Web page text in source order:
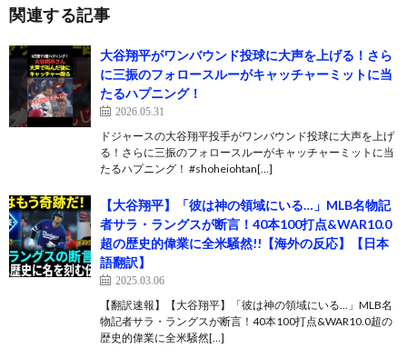
関連する記事
大谷翔平がワンバウンド投球に大声を上げる！さら
に三振のフォロースルーがキャッチャーミットに当
たるハプニング！
2026.05.31
ドジャースの大谷翔平投手がワンバウンド投球に大声を上げ
る！さらに三振のフォロースルーがキャッチャーミットに当
たるハプニング！ #shoheiohtan[…]
【大谷翔平】「彼は神の領域にいる…」MLB名物記
者サラ・ラングスが断言！40本100打点&WAR10.0
超の歴史的偉業に全米騒然!!【海外の反応】【日本
語翻訳】
2025.03.06
【翻訳速報】【大谷翔平】「彼は神の領域にいる…」MLB名
物記者サラ・ラングスが断言！40本100打点&WAR10.0超の
歴史的偉業に全米騒然[…]